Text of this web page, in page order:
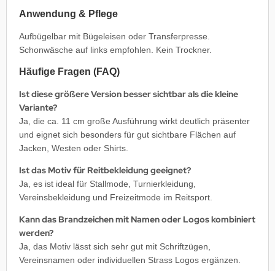
Anwendung & Pflege
Aufbügelbar mit Bügeleisen oder Transferpresse.
Schonwäsche auf links empfohlen. Kein Trockner.
Häufige Fragen (FAQ)
Ist diese größere Version besser sichtbar als die kleine
Variante?
Ja, die ca. 11 cm große Ausführung wirkt deutlich präsenter
und eignet sich besonders für gut sichtbare Flächen auf
Jacken, Westen oder Shirts.
Ist das Motiv für Reitbekleidung geeignet?
Ja, es ist ideal für Stallmode, Turnierkleidung,
Vereinsbekleidung und Freizeitmode im Reitsport.
Kann das Brandzeichen mit Namen oder Logos kombiniert
werden?
Ja, das Motiv lässt sich sehr gut mit Schriftzügen,
Vereinsnamen oder individuellen Strass Logos ergänzen.